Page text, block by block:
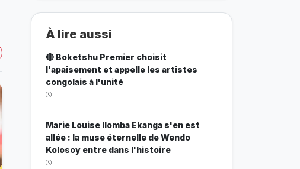
À lire aussi
🔴 Boketshu Premier choisit
l'apaisement et appelle les artistes
congolais à l'unité
Marie Louise Ilomba Ekanga s'en est
allée : la muse éternelle de Wendo
Kolosoy entre dans l'histoire